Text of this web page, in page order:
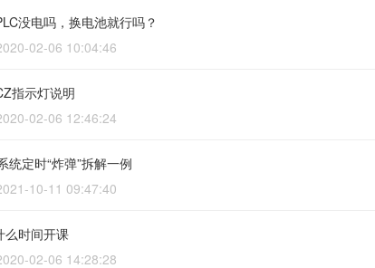
没电吗，换电池就行吗？
02-06 10:04:46
指示灯说明
02-06 12:46:24
统定时“炸弹”拆解一例
10-11 09:47:40
么时间开课
02-06 14:28:28